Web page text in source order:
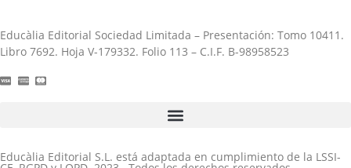
Educàlia Editorial Sociedad Limitada – Presentación: Tomo 10411.
Libro 7692. Hoja V-179332. Folio 113 – C.I.F. B-98958523
Educàlia Editorial S.L. está adaptada en cumplimiento de la LSSI-